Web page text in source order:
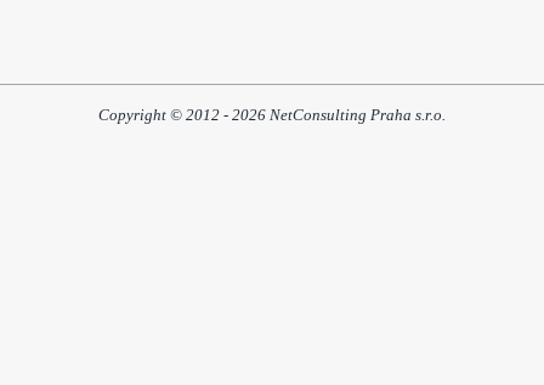
Copyright © 2012 - 2026 NetConsulting Praha s.r.o.